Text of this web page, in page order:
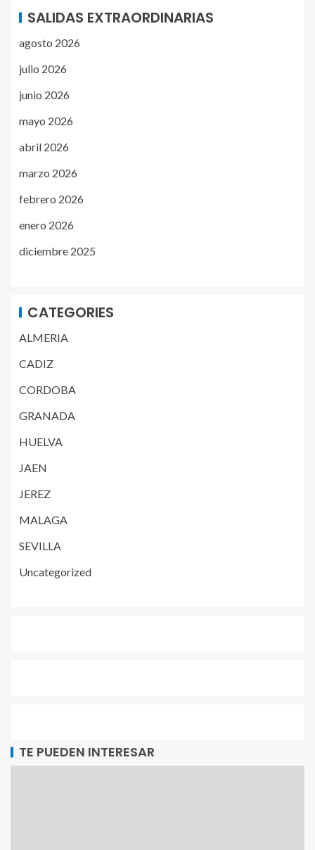
SALIDAS EXTRAORDINARIAS
agosto 2026
julio 2026
junio 2026
mayo 2026
abril 2026
marzo 2026
febrero 2026
enero 2026
diciembre 2025
CATEGORIES
ALMERIA
CADIZ
CORDOBA
GRANADA
HUELVA
JAEN
JEREZ
MALAGA
SEVILLA
Uncategorized
TE PUEDEN INTERESAR